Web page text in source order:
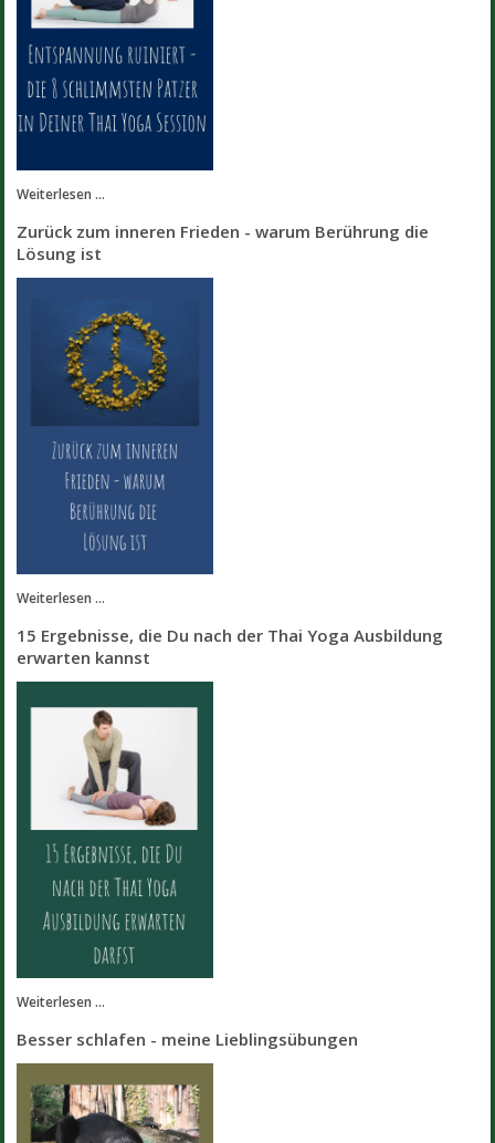
Weiterlesen ...
Zurück zum inneren Frieden - warum Berührung die
Lösung ist
Weiterlesen ...
15 Ergebnisse, die Du nach der Thai Yoga Ausbildung
erwarten kannst
Weiterlesen ...
Besser schlafen - meine Lieblingsübungen